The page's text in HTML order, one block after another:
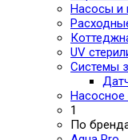
Насосы и
UV
Системы
Насосное
1
По